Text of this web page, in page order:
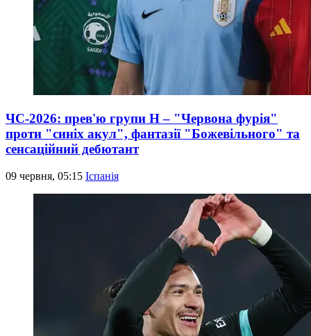
ЧС-2026: прев'ю групи Н – "Червона фурія"
проти "синіх акул", фантазії "Божевільного" та
сенсаційний дебютант
09 червня, 05:15 Іспанія